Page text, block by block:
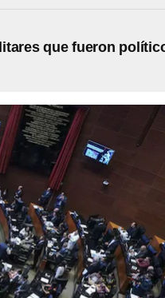
que fueron